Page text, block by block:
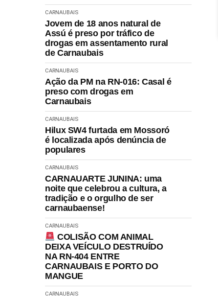
CARNAUBAIS
Jovem de 18 anos natural de
Assú é preso por tráfico de
drogas em assentamento rural
de Carnaubais
CARNAUBAIS
Ação da PM na RN-016: Casal é
preso com drogas em
Carnaubais
CARNAUBAIS
Hilux SW4 furtada em Mossoró
é localizada após denúncia de
populares
CARNAUBAIS
CARNAUARTE JUNINA: uma
noite que celebrou a cultura, a
tradição e o orgulho de ser
carnaubaense!
CARNAUBAIS
COLISÃO COM ANIMAL
DEIXA VEÍCULO DESTRUÍDO
NA RN-404 ENTRE
CARNAUBAIS E PORTO DO
MANGUE
CARNAUBAIS